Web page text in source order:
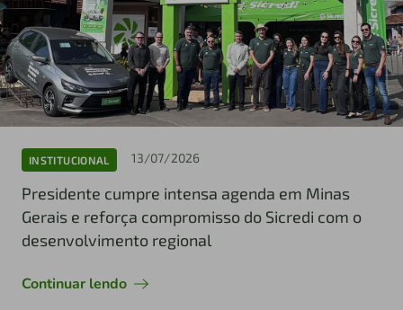
INSTITUCIONAL 13/07/2026
Presidente cumpre intensa agenda em Minas
Gerais e reforça compromisso do Sicredi com o
desenvolvimento regional
Continuar lendo